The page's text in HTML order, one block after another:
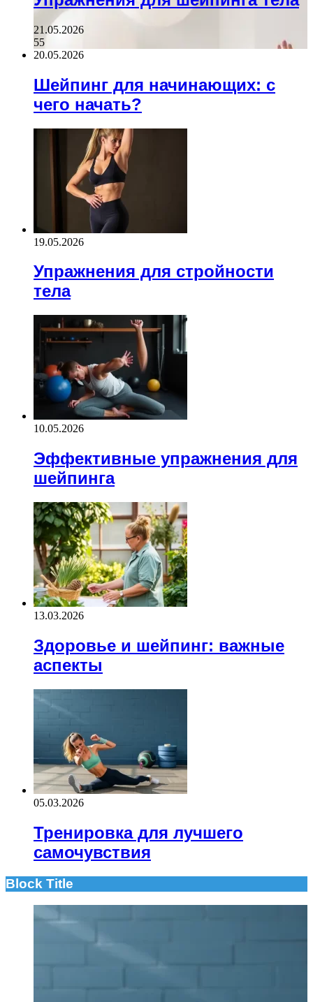
21.05.2026
55
20.05.2026
Шейпинг для начинающих: с
чего начать?
19.05.2026
Упражнения для стройности
тела
10.05.2026
Эффективные упражнения для
шейпинга
13.03.2026
Здоровье и шейпинг: важные
аспекты
05.03.2026
Тренировка для лучшего
самочувствия
Block Title